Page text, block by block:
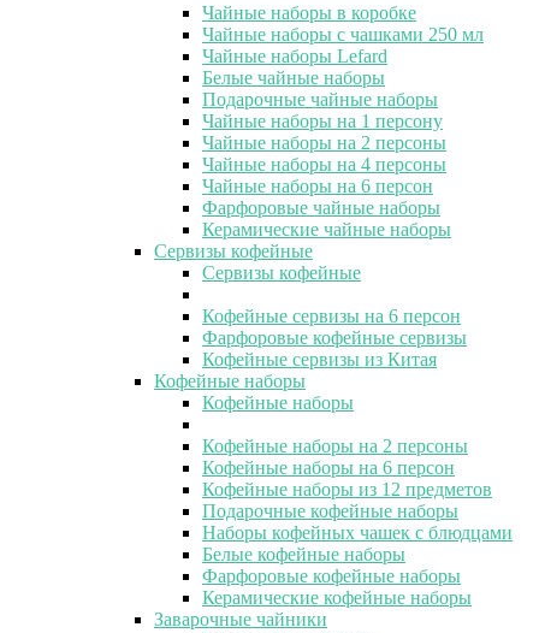
Чайные наборы в коробке
Чайные наборы с чашками 250 мл
Чайные наборы Lefard
Белые чайные наборы
Подарочные чайные наборы
Чайные наборы на 1 персону
Чайные наборы на 2 персоны
Чайные наборы на 4 персоны
Чайные наборы на 6 персон
Фарфоровые чайные наборы
Керамические чайные наборы
Сервизы кофейные
Сервизы кофейные
Кофейные сервизы на 6 персон
Фарфоровые кофейные сервизы
Кофейные сервизы из Китая
Кофейные наборы
Кофейные наборы
Кофейные наборы на 2 персоны
Кофейные наборы на 6 персон
Кофейные наборы из 12 предметов
Подарочные кофейные наборы
Наборы кофейных чашек с блюдцами
Белые кофейные наборы
Фарфоровые кофейные наборы
Керамические кофейные наборы
Заварочные чайники